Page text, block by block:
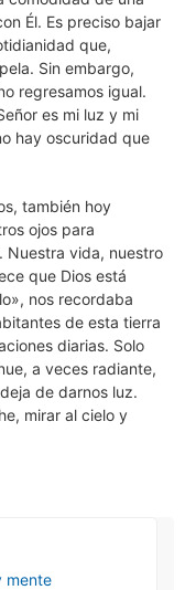
Él. Es preciso bajar
que,
Sin embargo,
regresamos igual.
es mi luz y mi
hay oscuridad que
también hoy
ojos para
Nuestra vida, nuestro
que Dios está
nos recordaba
de esta tierra
diarias. Solo
a veces radiante,
de darnos luz.
mirar al cielo y
mente